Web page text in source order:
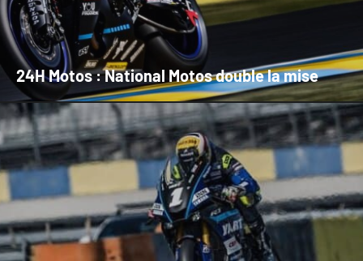
24H Motos : National Motos double la mise